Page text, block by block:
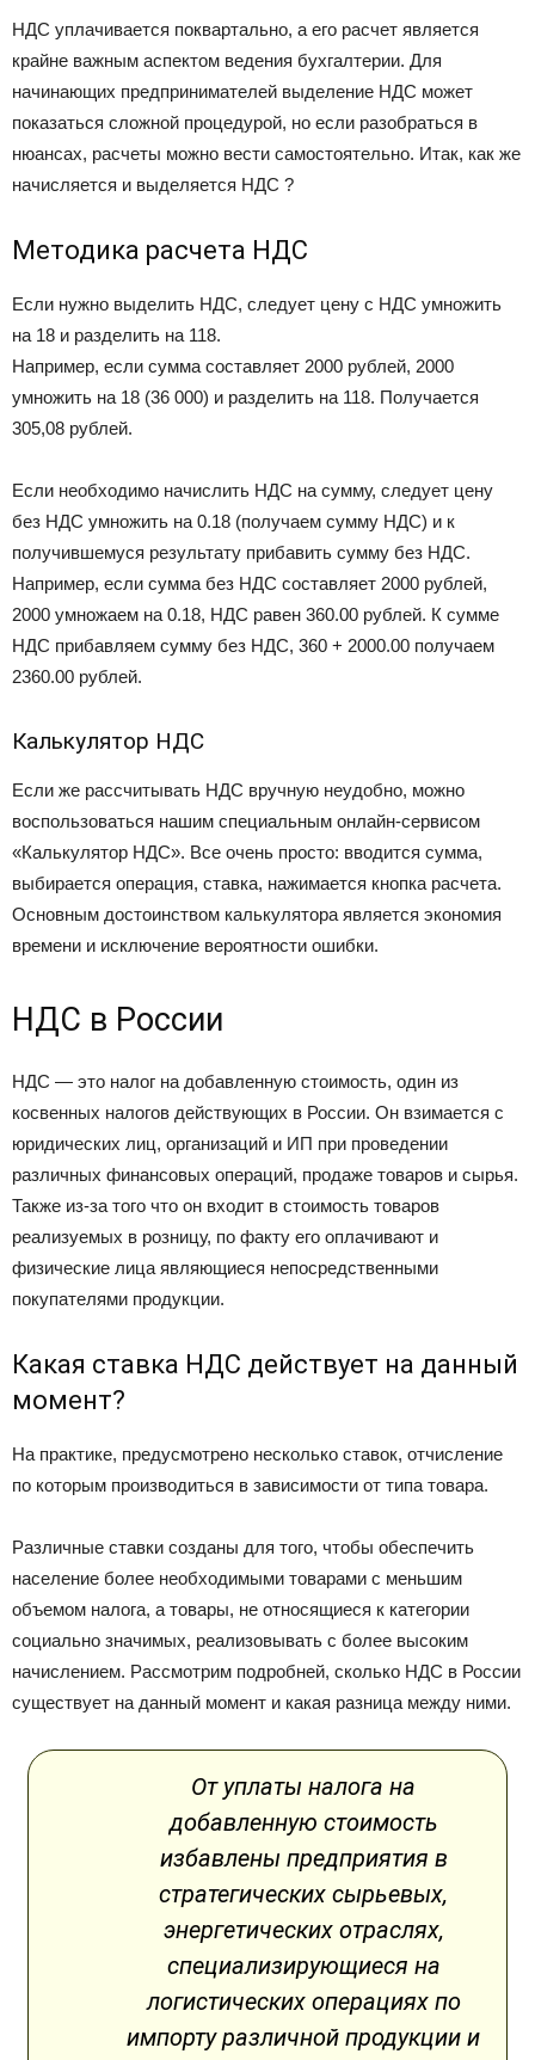
НДС уплачивается поквартально, а его расчет является
крайне важным аспектом ведения бухгалтерии. Для
начинающих предпринимателей выделение НДС может
показаться сложной процедурой, но если разобраться в
нюансах, расчеты можно вести самостоятельно. Итак, как же
начисляется и выделяется НДС ?
Методика расчета НДС
Если нужно выделить НДС, следует цену с НДС умножить
на 18 и разделить на 118.
Например, если сумма составляет 2000 рублей, 2000
умножить на 18 (36 000) и разделить на 118. Получается
305,08 рублей.
Если необходимо начислить НДС на сумму, следует цену
без НДС умножить на 0.18 (получаем сумму НДС) и к
получившемуся результату прибавить сумму без НДС.
Например, если сумма без НДС составляет 2000 рублей,
2000 умножаем на 0.18, НДС равен 360.00 рублей. К сумме
НДС прибавляем сумму без НДС, 360 + 2000.00 получаем
2360.00 рублей.
Калькулятор НДС
Если же рассчитывать НДС вручную неудобно, можно
воспользоваться нашим специальным онлайн-сервисом
«Калькулятор НДС». Все очень просто: вводится сумма,
выбирается операция, ставка, нажимается кнопка расчета.
Основным достоинством калькулятора является экономия
времени и исключение вероятности ошибки.
НДС в России
НДС — это налог на добавленную стоимость, один из
косвенных налогов действующих в России. Он взимается с
юридических лиц, организаций и ИП при проведении
различных финансовых операций, продаже товаров и сырья.
Также из-за того что он входит в стоимость товаров
реализуемых в розницу, по факту его оплачивают и
физические лица являющиеся непосредственными
покупателями продукции.
Какая ставка НДС действует на данный
момент?
На практике, предусмотрено несколько ставок, отчисление
по которым производиться в зависимости от типа товара.
Различные ставки созданы для того, чтобы обеспечить
население более необходимыми товарами с меньшим
объемом налога, а товары, не относящиеся к категории
социально значимых, реализовывать с более высоким
начислением. Рассмотрим подробней, сколько НДС в России
существует на данный момент и какая разница между ними.
От уплаты налога на
добавленную стоимость
избавлены предприятия в
стратегических сырьевых,
энергетических отраслях,
специализирующиеся на
логистических операциях по
импорту различной продукции и